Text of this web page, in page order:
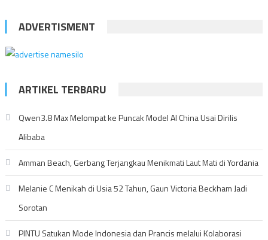
ADVERTISMENT
ARTIKEL TERBARU
Qwen3.8 Max Melompat ke Puncak Model AI China Usai Dirilis
Alibaba
Amman Beach, Gerbang Terjangkau Menikmati Laut Mati di Yordania
Melanie C Menikah di Usia 52 Tahun, Gaun Victoria Beckham Jadi
Sorotan
PINTU Satukan Mode Indonesia dan Prancis melalui Kolaborasi